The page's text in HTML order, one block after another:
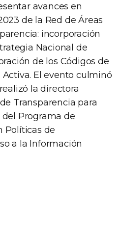
avances en
de la Red de Áreas
incorporación
Nacional de
de los Códigos de
El evento culminó
la directora
Transparencia para
Programa de
Políticas de
a la Información